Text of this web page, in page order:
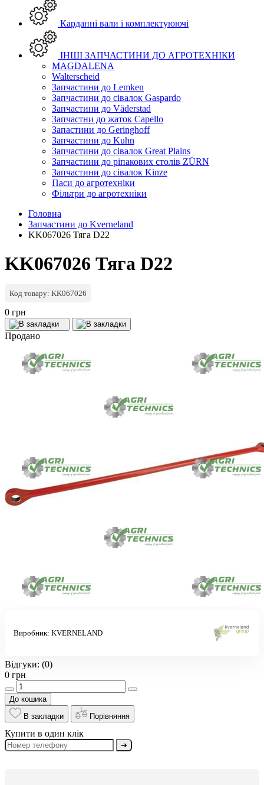
Карданні вали і комплектуюючі
ІНШІ ЗАПЧАСТИНИ ДО АГРОТЕХНІКИ
MAGDALENA
Walterscheid
Запчастини до Lemken
Запчастини до сівалок Gaspardo
Запчастини до Väderstad
Запчастни до жаток Capello
Запастини до Geringhoff
Запчастини до Kuhn
Запчастини до сівалок Great Plains
Запчастини до ріпакових столів ZÜRN
Запчастини до сівалок Kinze
Паси до агротехніки
Фільтри до агротехніки
Головна
Запчастини до Kverneland
KK067026 Тяга D22
KK067026 Тяга D22
Код товару: KK067026
0 грн
Продано
Виробник: KVERNELAND
Відгуки: (0)
0 грн
До кошика
В закладки
Порівняння
Купити в один клік
➔